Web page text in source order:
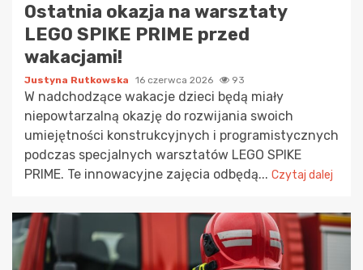
Ostatnia okazja na warsztaty
LEGO SPIKE PRIME przed
wakacjami!
Justyna Rutkowska 16 czerwca 2026 93
W nadchodzące wakacje dzieci będą miały
niepowtarzalną okazję do rozwijania swoich
umiejętności konstrukcyjnych i programistycznych
podczas specjalnych warsztatów LEGO SPIKE
PRIME. Te innowacyjne zajęcia odbędą... Czytaj dalej